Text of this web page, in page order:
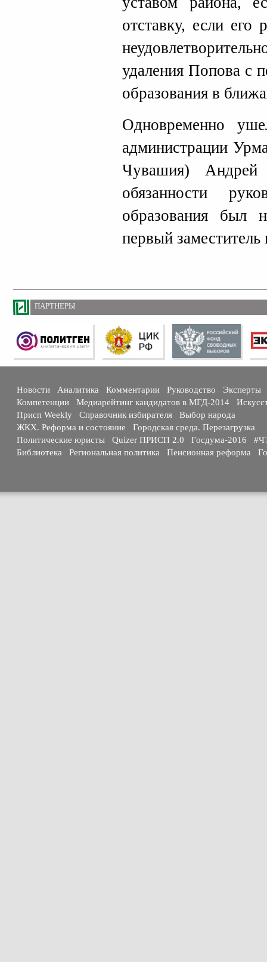
отставку, если его
удаления Попова с
образования в
Одновременно
администрации
Чувашия) Андрей
обязанности
образования был
первый
ПАРТНЕРЫ
Новости Аналитика Комментарии Руководство
Эксперты
Компетенции
Медиарейтинг кандидатов в МГД-2014
Присп Weekly
Справочник избирателя
Выбор народа
ЖКХ. Реформа и состояние
Городская среда. Перезагрузка
Политические юристы
Quizer ПРИСП 2.0 Госдума-2016
Библиотека
Региональная политика Пенсионная реформа